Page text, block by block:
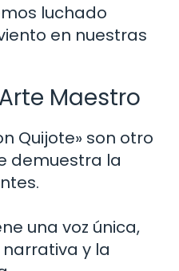
luchado
en nuestras
Maestro
Quijote» son otro
demuestra la
una voz única,
y la